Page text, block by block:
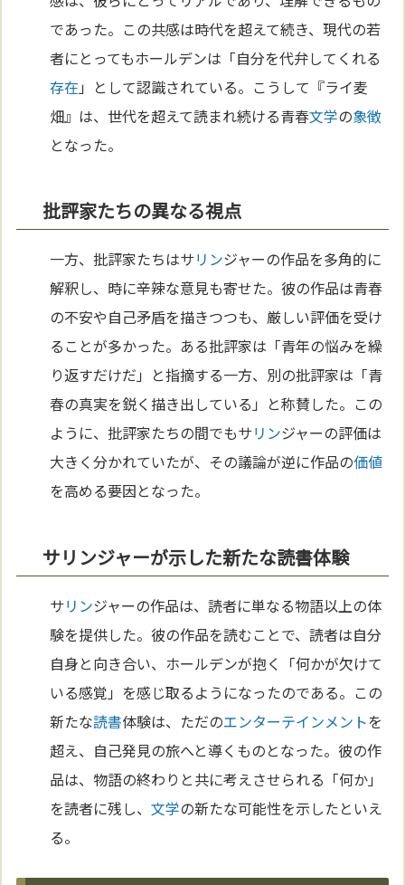
であった。この共感は時代を超えて続き、現代の若
者にとってもホールデンは「自分を代弁してくれる
存在 」として認識されている。こうして『ライ麦
畑』は、世代を超えて読まれ続ける青春文学の象徴
となった。
批評家たちの異なる視点
一方、批評家たちはサリンジャーの作品を多角的に
解釈し、時に辛辣な意見も寄せた。彼の作品は青春
の不安や自己矛盾を描きつつも、厳しい評価を受け
ることが多かった。ある批評家は「青年の悩みを繰
り返すだけだ」と指摘する一方、別の批評家は「青
春の真実を鋭く描き出している」と称賛した。この
ように、批評家たちの間でもサリンジャーの評価は
大きく分かれていたが、その議論が逆に作品の価値
を高める要因となった。
サリンジャーが示した新たな読書体験
サリンジャーの作品は、読者に単なる物語以上の体
験を提供した。彼の作品を読むことで、読者は自分
自身と向き合い、ホールデンが抱く「何かが欠けて
いる感覚」を感じ取るようになったのである。この
新たな読書体験は、ただのエンターテインメントを
超え、自己発見の旅へと導くものとなった。彼の作
品は、物語の終わりと共に考えさせられる「何か」
を読者に残し、文学の新たな可能性を示したといえ
る。